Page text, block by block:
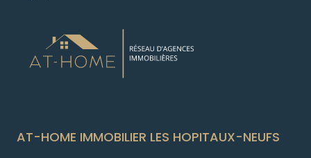
AT-HOME IMMOBILIER LES HOPITAUX-NEUFS